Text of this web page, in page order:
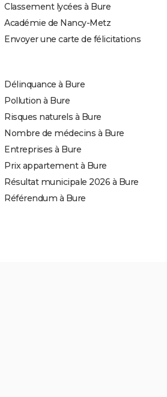
Classement lycées à Bure
Académie de Nancy-Metz
Envoyer une carte de félicitations
Délinquance à Bure
Pollution à Bure
Risques naturels à Bure
Nombre de médecins à Bure
Entreprises à Bure
Prix appartement à Bure
Résultat municipale 2026 à Bure
Référendum à Bure